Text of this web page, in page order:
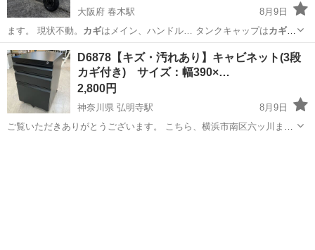
大阪府 春木駅
8月9日
ます。 現状不動。 カギ はメイン、ハンドル… タンクキャップはカギな
くても空きます。…
大阪 岸和田市 春木駅 ホンダ エイプ
D6878【キズ・汚れあり】キャビネット(3段
カギ付き) サイズ：幅390×…
2,800円
神奈川県 弘明寺駅
8月9日
ご覧いただきありがとうございます。 こちら、横浜市南区六ッ川まで